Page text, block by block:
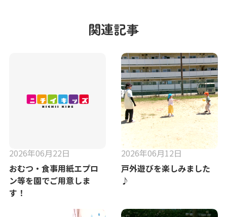
関連記事
2026年06月22日
おむつ・食事用紙エプロ
ン等を園でご用意しま
す！
2026年06月12日
戸外遊びを楽しみました
♪